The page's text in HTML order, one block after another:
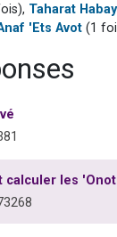
Taharat
'Ets Avot (1
calculer les 'Onot